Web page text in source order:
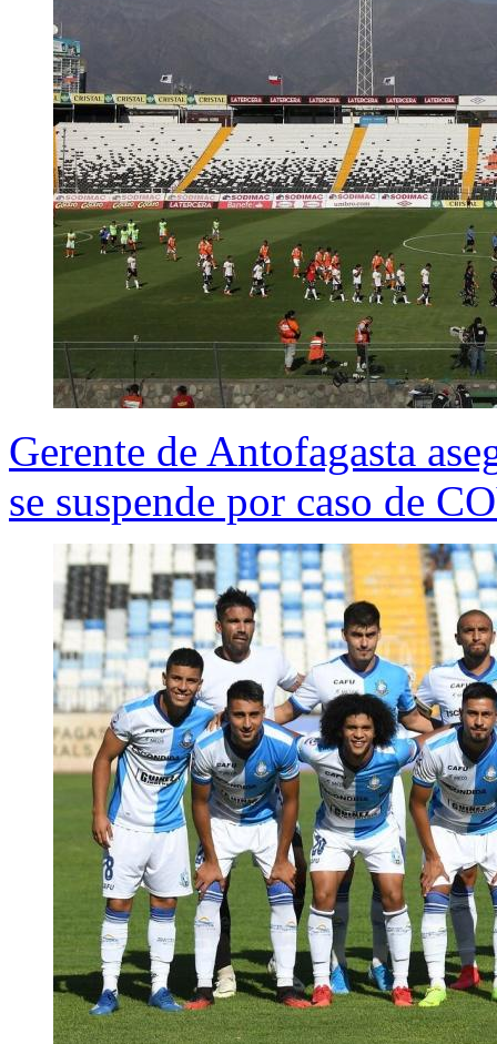
Gerente de Antofagasta
se suspende por caso de